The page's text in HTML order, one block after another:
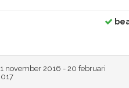
november 2016 - 20 februari